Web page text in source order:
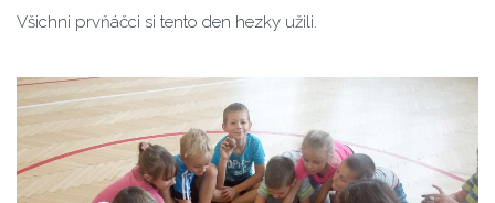
Všichni prvňáčci si tento den hezky užili.